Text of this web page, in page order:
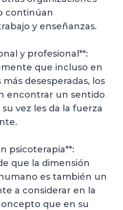
continúan
y enseñanzas.
y profesional**:
que incluso en
desesperadas, los
encontrar un sentido
vez les da la fuerza
psicoterapia**:
que la dimensión
es también un
a considerar en la
que en su